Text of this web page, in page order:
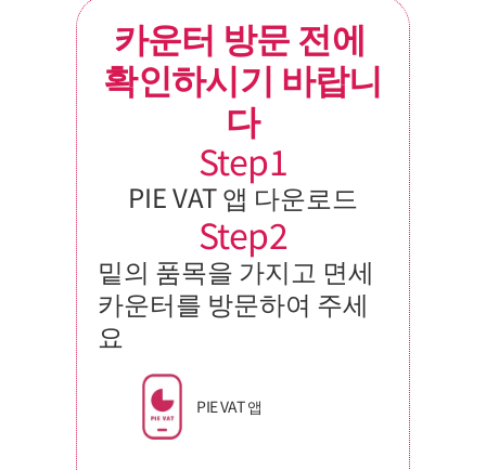
카운터 방문 전에
확인하시기 바랍니
다
Step1
PIE VAT 앱 다운로드
Step2
밑의 품목을 가지고 면세
카운터를 방문하여 주세
요
PIE VAT 앱